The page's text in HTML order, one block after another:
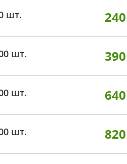
шт. 240
шт. 390
шт. 640
шт. 820